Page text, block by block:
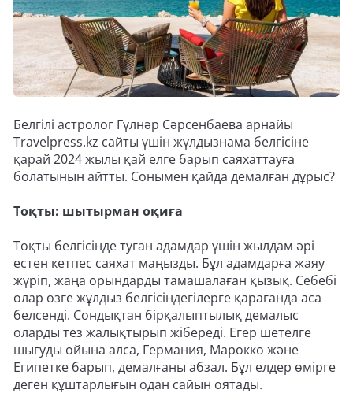
Белгілі астролог Гүлнәр Сәрсенбаева арнайы
Travelpress.kz сайты үшін жұлдызнама белгісіне
қарай 2024 жылы қай елге барып саяхаттауға
болатынын айтты. Сонымен қайда демалған дұрыс?
Тоқты: шытырман оқиға
Тоқты белгісінде туған адамдар үшін жылдам әрі
естен кетпес саяхат маңызды. Бұл адамдарға жаяу
жүріп, жаңа орындарды тамашалаған қызық. Себебі
олар өзге жұлдыз белгісіндегілерге қарағанда аса
белсенді. Сондықтан бірқалыптылық демалыс
оларды тез жалықтырып жібереді. Егер шетелге
шығуды ойына алса, Германия, Марокко және
Египетке барып, демалғаны абзал. Бұл елдер өмірге
деген құштарлығын одан сайын оятады.